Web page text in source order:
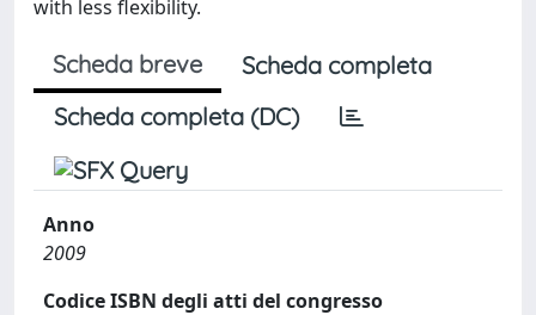
with less flexibility.
Scheda breve
Scheda completa
Scheda completa (DC)
Anno
2009
Codice ISBN degli atti del congresso